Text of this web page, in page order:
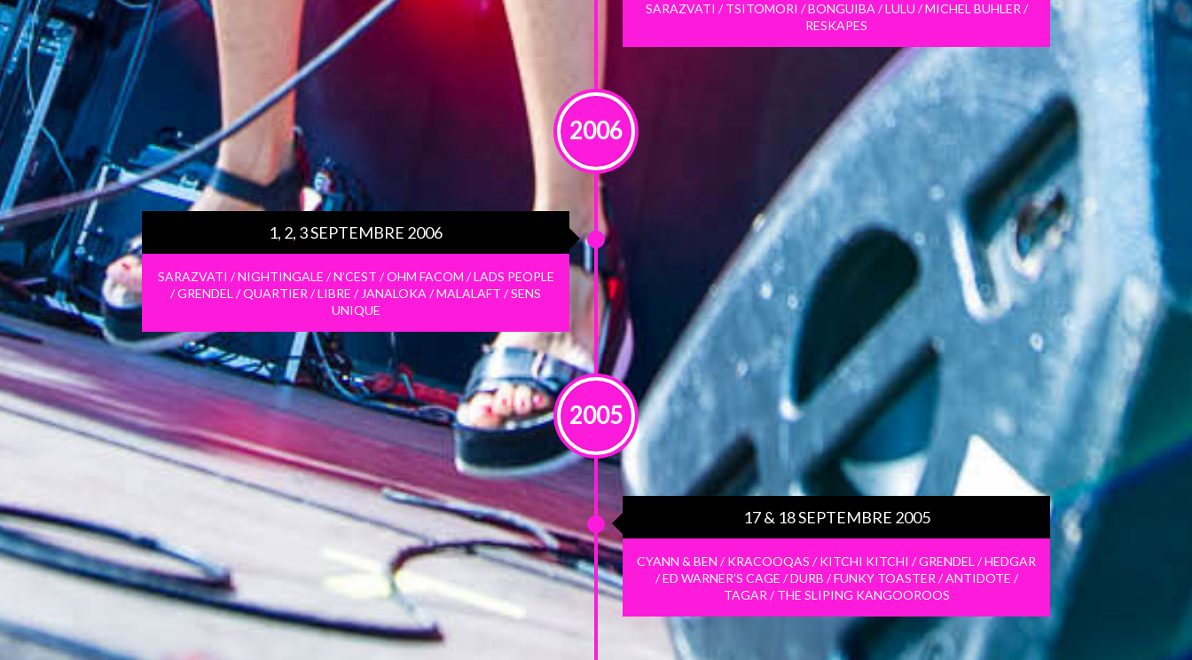
SARAZVATI / TSITOMORI / BONGUIBA / LULU / MICHEL BUHLER /
RESKAPES
2006
1, 2, 3 SEPTEMBRE 2006
SARAZVATI / NIGHTINGALE / N’CEST / OHM FACOM / LADS PEOPLE
/ GRENDEL / QUARTIER / LIBRE / JANALOKA / MALALAFT / SENS
UNIQUE
2005
17 & 18 SEPTEMBRE 2005
CYANN & BEN / KRACOOQAS / KITCHI KITCHI / GRENDEL / HEDGAR
/ ED WARNER’S CAGE / DURB / FUNKY TOASTER / ANTIDOTE /
TAGAR / THE SLIPING KANGOOROOS